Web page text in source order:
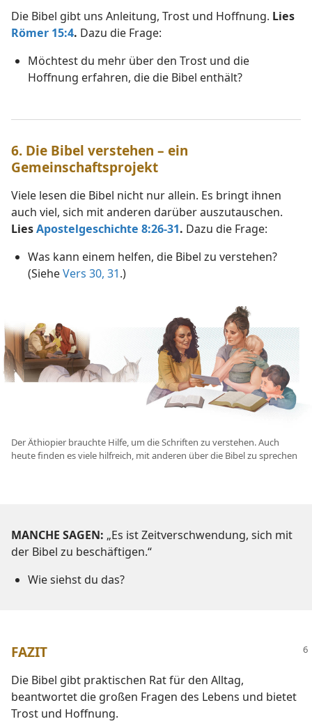
Die Bibel gibt uns Anleitung, Trost und Hoffnung. Lies
Römer 15:4. Dazu die Frage:
Möchtest du mehr über den Trost und die
Hoffnung erfahren, die die Bibel enthält?
6. Die Bibel verstehen – ein
Gemeinschaftsprojekt
Viele lesen die Bibel nicht nur allein. Es bringt ihnen
auch viel, sich mit anderen darüber auszutauschen.
LiesApostelgeschichte 8:26-31. Dazu die Frage:
Was kann einem helfen, die Bibel zu verstehen?
(SieheVers 30, 31.)
Der Äthiopier brauchte Hilfe, um die Schriften zu verstehen. Auch
heute finden es viele hilfreich, mit anderen über die Bibel zu sprechen
MANCHE SAGEN: „Es ist Zeitverschwendung, sich mit
der Bibel zu beschäftigen.“
Wie siehst du das?
FAZIT
Die Bibel gibt praktischen Rat für den Alltag,
beantwortet die großen Fragen des Lebens und bietet
Trost und Hoffnung.